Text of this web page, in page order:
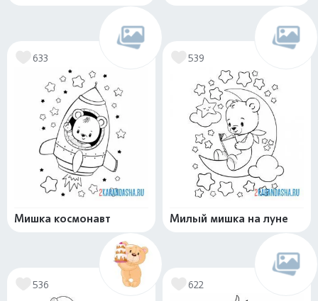
633
Мишка космонавт
539
Милый мишка на луне
536 622